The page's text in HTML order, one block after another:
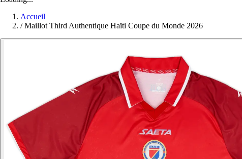
Accueil
/ Maillot Third Authentique Haïti Coupe du Monde 2026